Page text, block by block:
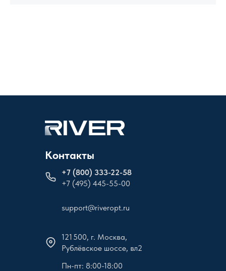
Контакты
+7 (800) 333-22-58
+7 (495) 445-55-00
support@riveropt.ru
121 500, г. Москва,
Рублёвское шоссе, вл2
Пн-пт: 8:00-18:00